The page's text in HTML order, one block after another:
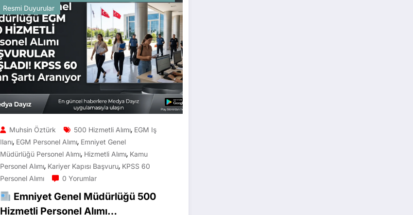
Resmi Duyurular
Muhsin Öztürk 500 Hizmetli Alımı, EGM Iş
Ilanı, EGM Personel Alımı, Emniyet Genel
Müdürlüğü Personel Alımı, Hizmetli Alımı, Kamu
Personel Alımı, Kariyer Kapısı Başvuru, KPSS 60
Personel Alımı
0 Yorumlar
Emniyet Genel Müdürlüğü 500
Hizmetli Personel Alımı